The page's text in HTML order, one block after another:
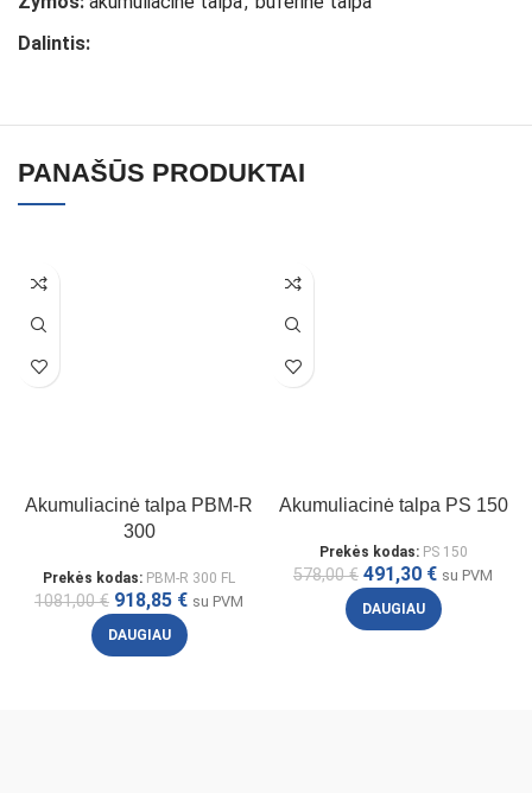
Dalintis:
PANAŠŪS PRODUKTAI
Akumuliacinė talpa PBM-R
300
Prekės kodas: PBM-R 300 FL
1081,00€ 918,85 € su PVM
DAUGIAU
Akumuliacinė talpa PS 150
Prekės kodas: PS 150
578,00€ 491,30 € su PVM
DAUGIAU